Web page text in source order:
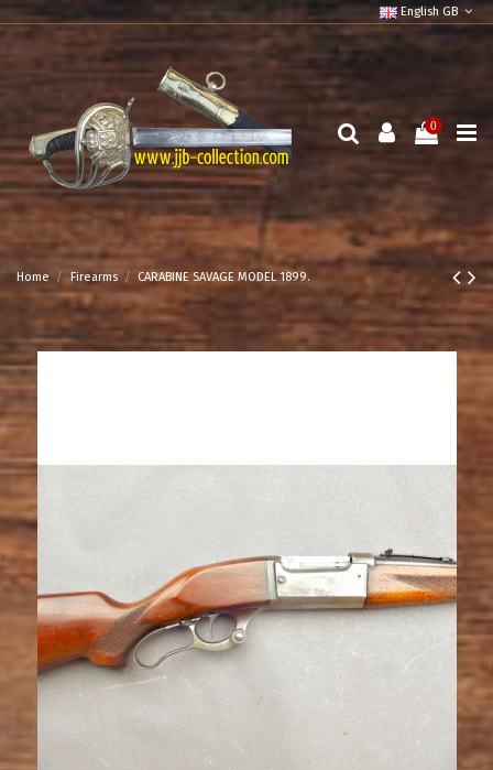
English GB
0
Home Firearms CARABINE SAVAGE MODEL 1899.